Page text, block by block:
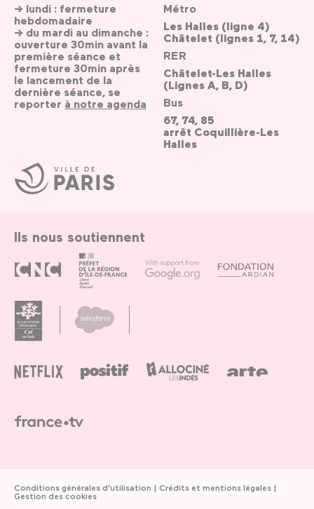
Ville
de
Paris
→ lundi : fermeture
hebdomadaire
→ du mardi au dimanche :
ouverture 30min avant la
première séance et
fermeture 30min après
le lancement de la
dernière séance, se
reporter à notre agenda
Métro
Les Halles (ligne 4)
Châtelet (lignes 1, 7, 14)
RER
Châtelet-Les Halles
(Lignes A, B, D)
Bus
67, 74, 85
arrêt Coquillière-Les
Halles
Ils nous soutiennent
Conditions générales d'utilisation
Crédits et mentions légales
Gestion des cookies